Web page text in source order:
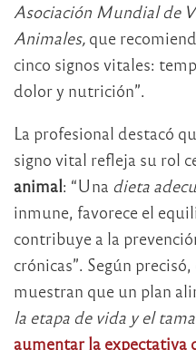
Asociación Mundial de
Animales, que
cinco signos vitales:
dolor y nutrición”.
La profesional destacó
signo vital refleja su rol
animal: “Una dieta
inmune, favorece el
contribuye a la
crónicas”. Según
muestran que un plan
la etapa de vida y el
aumentar la expectativa